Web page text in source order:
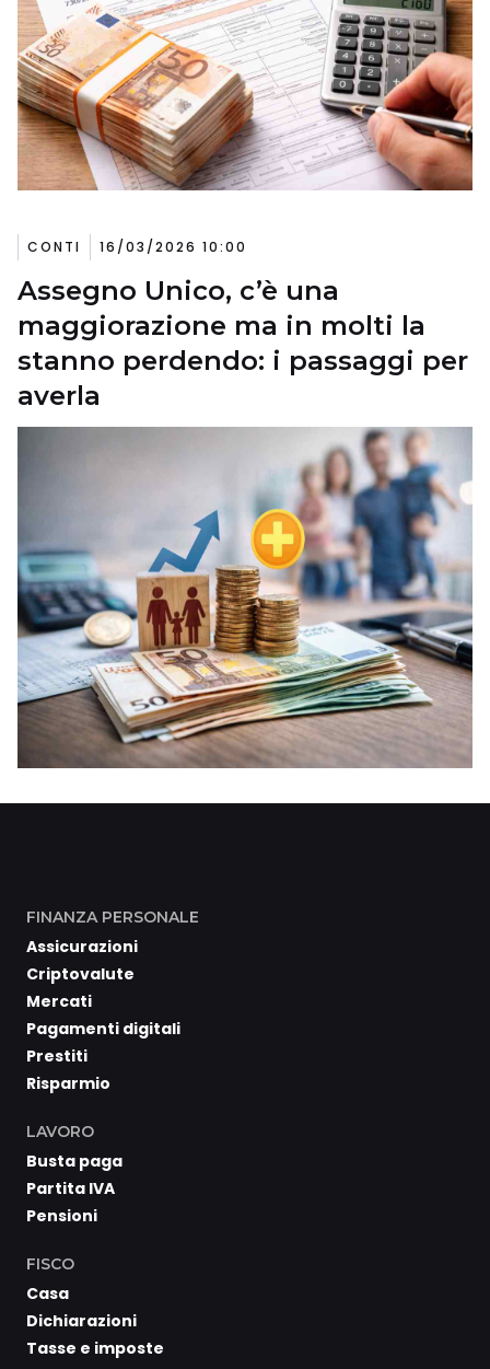
CONTI 16/03/2026 10:00
Assegno Unico, c’è una
maggiorazione ma in molti la
stanno perdendo: i passaggi per
averla
FINANZA PERSONALE
Assicurazioni
Criptovalute
Mercati
Pagamenti digitali
Prestiti
Risparmio
LAVORO
Busta paga
Partita IVA
Pensioni
FISCO
Casa
Dichiarazioni
Tasse e imposte